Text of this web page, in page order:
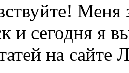
Меня
и сегодня я
на сайте